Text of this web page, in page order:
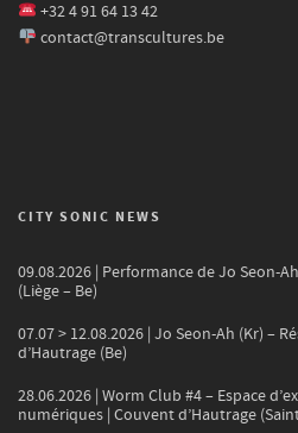
+32 4 91 64 13 42
contact@transcultures.be
CITY SONIC NEWS
09.08.2026 | Performance de Jo Seon-
(Liège – Be)
07.07 > 12.08.2026 | Jo Seon-Ah (Kr) –
d’Hautrage (Be)
28.06.2026 | Worm Club #4 – Espace
numériques | Couvent d’Hautrage